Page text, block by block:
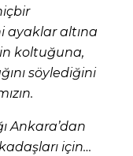
ayaklar altına
koltuğuna,
söylediğini
Ankara’dan
için…